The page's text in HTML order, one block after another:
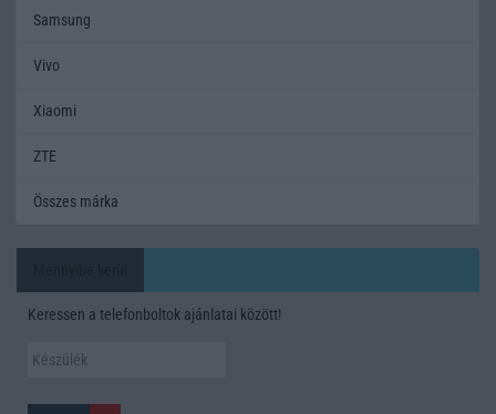
Samsung
Vivo
Xiaomi
ZTE
Összes márka
Keressen a telefonboltok ajánlatai között!